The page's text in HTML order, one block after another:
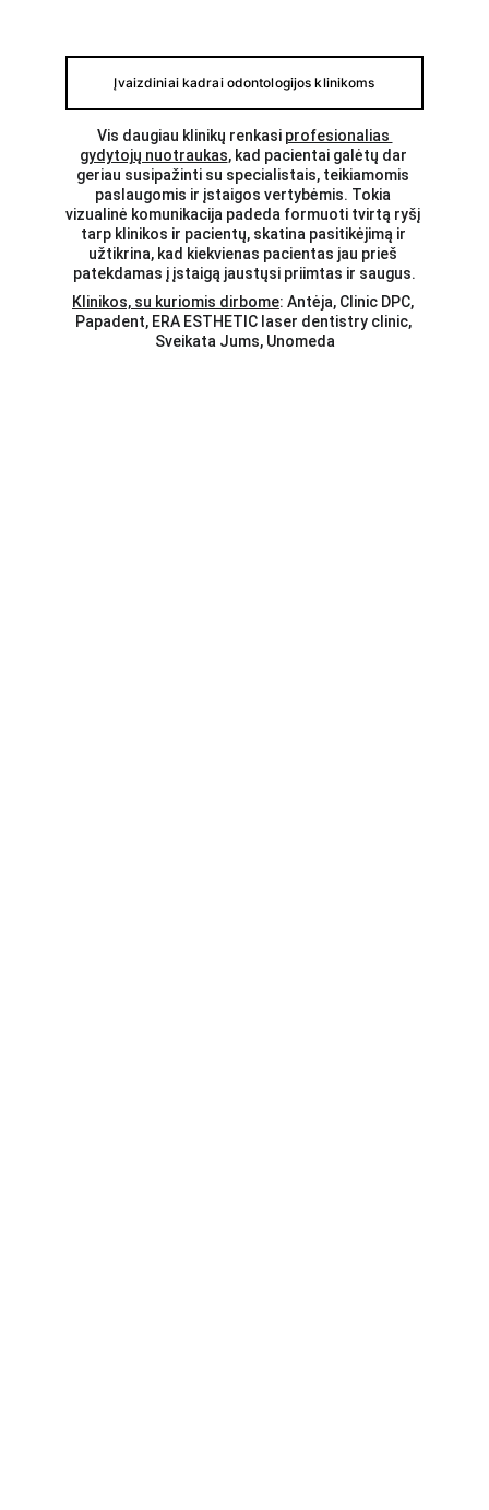
Įvaizdiniai kadrai odontologijos klinikoms
Vis daugiau klinikų renkasi profesionalias
gydytojų nuotraukas, kad pacientai galėtų dar
geriau susipažinti su specialistais, teikiamomis
paslaugomis ir įstaigos vertybėmis. Tokia
vizualinė komunikacija padeda formuoti tvirtą ryšį
tarp klinikos ir pacientų, skatina pasitikėjimą ir
užtikrina, kad kiekvienas pacientas jau prieš
patekdamas į įstaigą jaustųsi priimtas ir saugus.
Klinikos, su kuriomis dirbome: Antėja, Clinic DPC,
Papadent, ERA ESTHETIC laser dentistry clinic,
Sveikata Jums, Unomeda